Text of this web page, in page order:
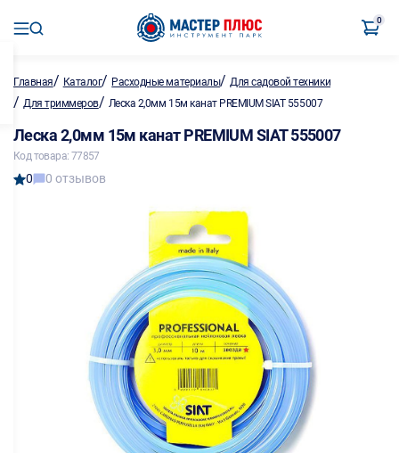
0
Главная/ Каталог/ Расходные материалы/Для садовой техники
/ Для триммеров/ Леска 2,0мм 15м канат PREMIUM SIAT 555007
Леска 2,0мм 15м канат PREMIUM SIAT 555007
Код товара: 77857
0 0 отзывов